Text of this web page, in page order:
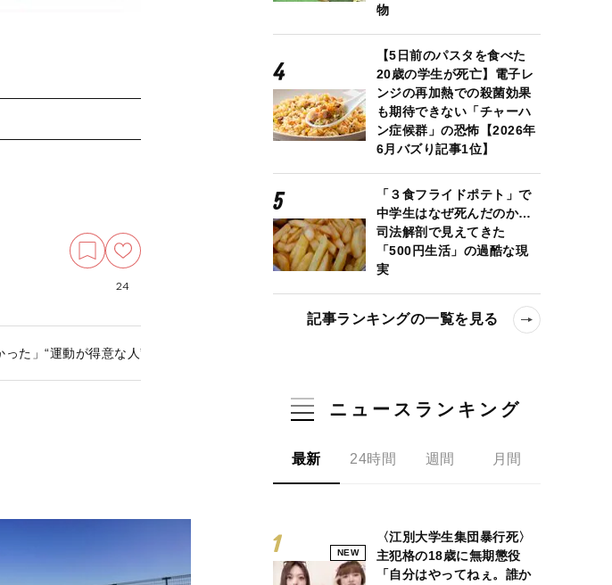
画像はイメージです 画像／shutterstock
24
った」“運動が得意な人”の素の発言がXで話題に…運動嫌いを量産する学校の体育の問題点とは？
物
【5日前のパスタを食べた
20歳の学生が死亡】電子レ
ンジの再加熱での殺菌効果
も期待できない「チャーハ
ン症候群」の恐怖【2026年
6月バズり記事1位】
「３食フライドポテト」で
中学生はなぜ死んだのか…
司法解剖で見えてきた
「500円生活」の過酷な現
実
記事ランキングの一覧を見る
ニュースランキング
最新 24時間 週間 月間
NEW
〈江別大学生集団暴行死〉
主犯格の18歳に無期懲役
「自分はやってねぇ。誰か